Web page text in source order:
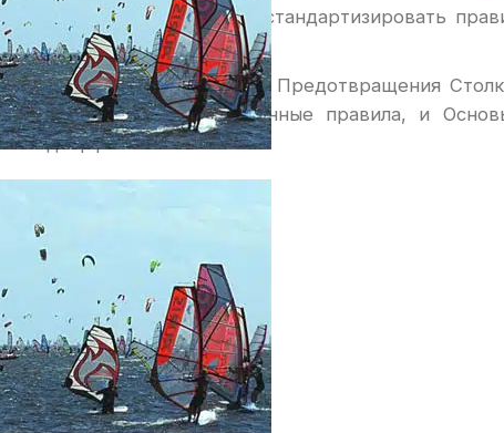
безопасности и стандартизировать
регулировании для Предотвращения
движения на воде. Яхтенные правила, и
виндсерфинга.